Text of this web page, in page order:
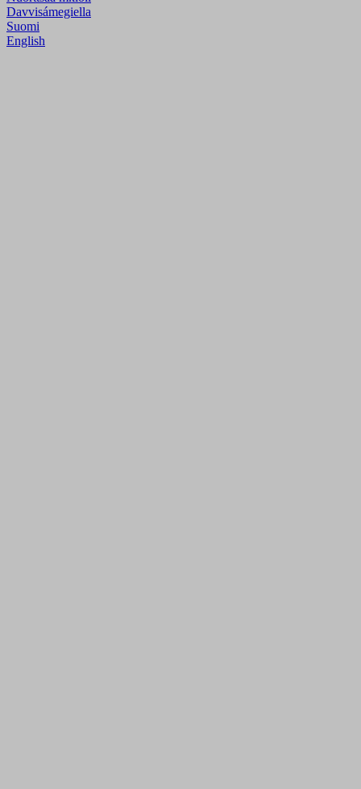
Davvisámegiella
Suomi
English